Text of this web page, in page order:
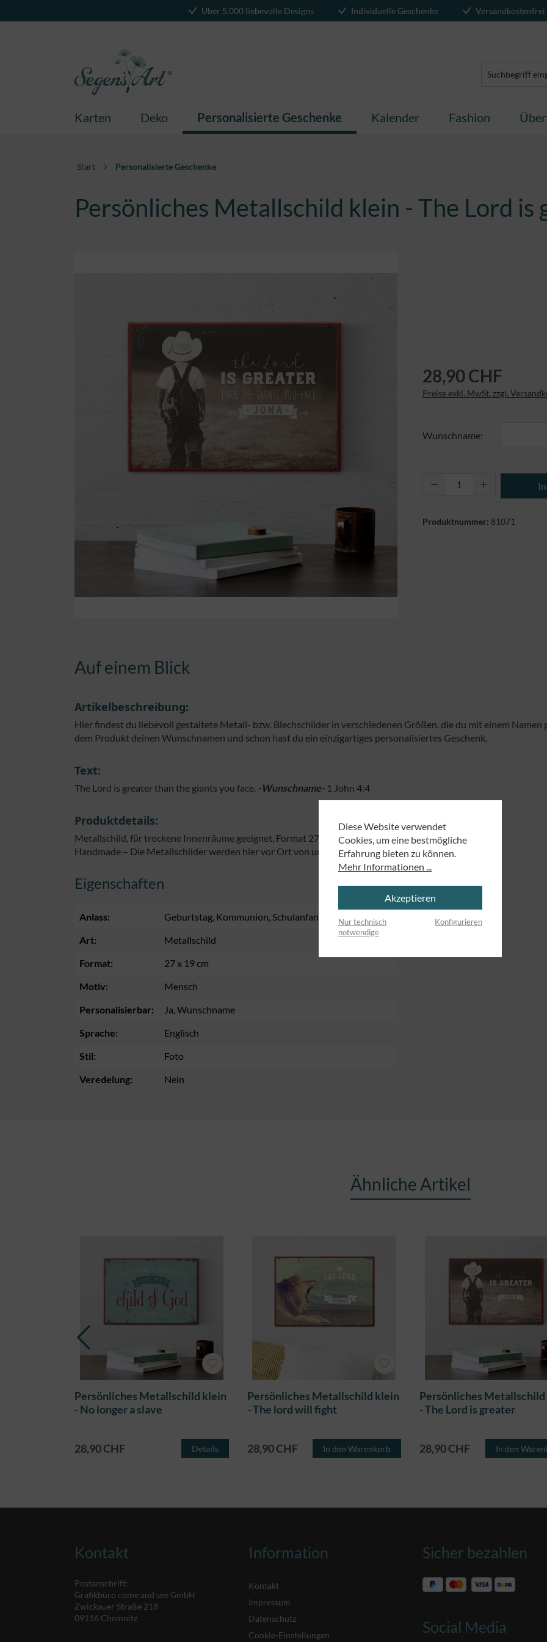
Über 5.000 liebevolle Designs Individuelle Geschenke
Karten Deko Personalisierte Geschenke Kalender Fashion
Start Personalisierte Geschenke
Persönliches Metallschild klein - The Lord is
28,90 CHF
Preise exkl. MwSt. zzgl.
Wunschname:
Produkt Anzahl:
Produktnummer: 81071
Auf einem Blick
Artikelbeschreibung:
Hier findest du liebevoll gestaltete Metall- bzw. Blechschilder in verschiedenen Größen, die du mit einem Namen
dem Produkt deinen Wunschnamen und schon hast du ein einzigartiges personalisiertes Geschenk.
Text:
The Lord is greater than the giants you face. -Wunschname- 1 John 4:4
Produktdetails:
Metallschild, für trockene Innenräume geeignet, Format 27 x 19 cm.
Handmade – Die Metallschilder werden hier vor Ort von uns produziert.
Eigenschaften
Anlass: Geburtstag , Kommunion , Schulanfang , Segnung
, Taufe
Art:
Metallschild
Format:
27 x 19 cm
Motiv:
Mensch
Personalisierbar:
Ja , Wunschname
Sprache:
Englisch
Stil:
Foto
Veredelung:
Nein
Ähnliche Artikel
Persönliches Metallschild klein
- No longer a slave
28,90 CHF Details
Persönliches Metallschild klein
- The lord will fight
28,90 CHF In den Warenkorb
Persönliches
- The Lord is greater
28,90 CHF In den
Kontakt
Postanschrift:
Grafikbüro come and see GmbH
Zwickauer Straße 218
09116 Chemnitz
Information
Kontakt
Impressum
Datenschutz
Cookie-Einstellungen
Sicher bezahlen
Social Media
Diese Website verwendet
Cookies, um eine bestmögliche
Erfahrung bieten zu können.
Mehr Informationen ...
Akzeptieren
Nur technisch
notwendige
Konfigurieren